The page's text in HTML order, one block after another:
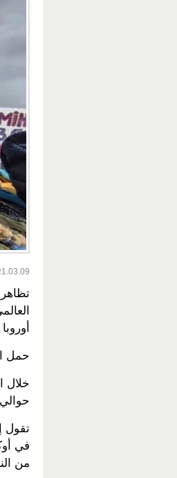
حمل
خلال
حوالي 174 ألف محضر عنف أسري خلال العام الماضي.
تقول
في
من